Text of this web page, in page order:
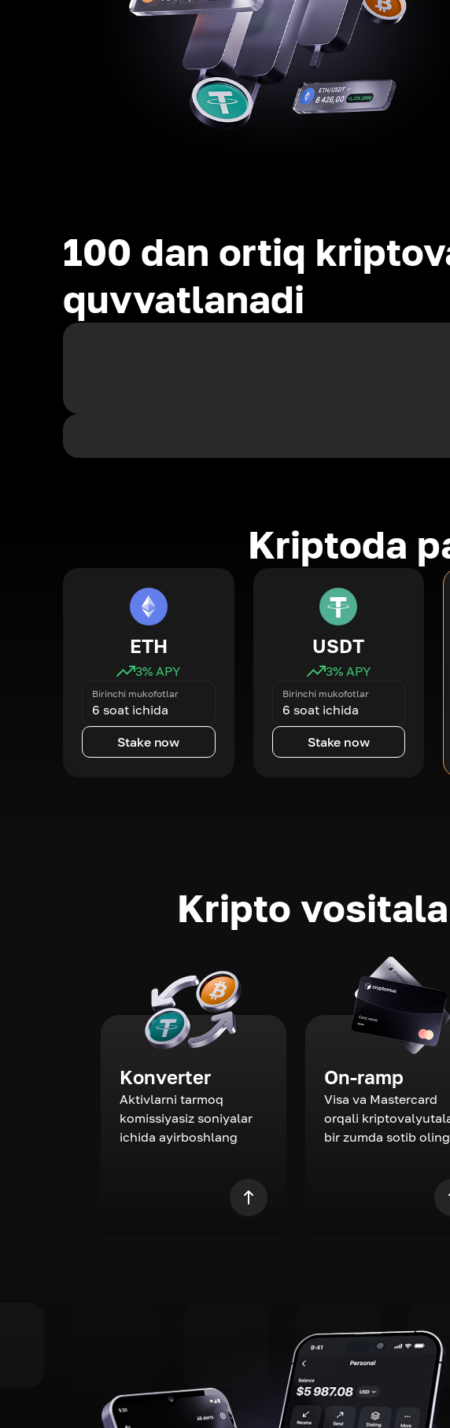
100 dan ortiq
quvvatlanadi
Kriptoda
ETH
3% APY
Birinchi mukofotlar
6 soat ichida
Stake now
USDT
3% APY
Birinchi mukofotlar
6 soat ichida
Stake now
Kripto
Konverter
Aktivlarni tarmoq
komissiyasiz soniyalar
ichida ayirboshlang
On-ramp
Visa va Mastercard
orqali
bir zumda sotib oling